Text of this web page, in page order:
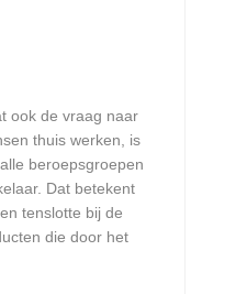
ook de vraag naar
thuis werken, is
beroepsgroepen
Dat betekent
tenslotte bij de
die door het